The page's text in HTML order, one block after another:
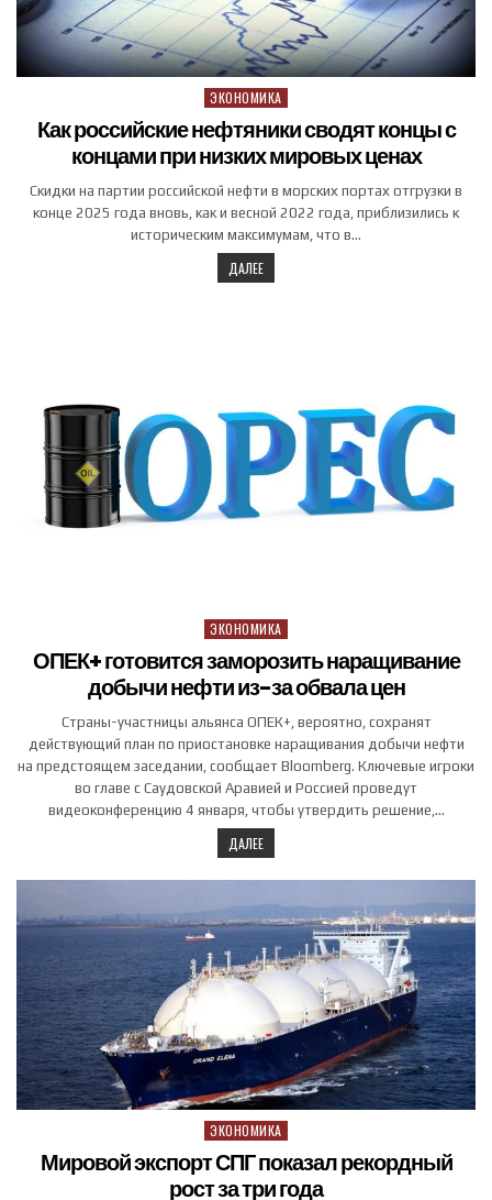
Posted in
ЭКОНОМИКА
Как российские нефтяники сводят концы с
концами при низких мировых ценах
Скидки на партии российской нефти в морских портах отгрузки в
конце 2025 года вновь, как и весной 2022 года, приблизились к
историческим максимумам, что в…
ДАЛЕЕ
Posted in
ЭКОНОМИКА
ОПЕК+ готовится заморозить наращивание
добычи нефти из-за обвала цен
Страны-участницы альянса ОПЕК+, вероятно, сохранят
действующий план по приостановке наращивания добычи нефти
на предстоящем заседании, сообщает Bloomberg. Ключевые игроки
во главе с Саудовской Аравией и Россией проведут
видеоконференцию 4 января, чтобы утвердить решение,…
ДАЛЕЕ
Posted in
ЭКОНОМИКА
Мировой экспорт СПГ показал рекордный
рост за три года